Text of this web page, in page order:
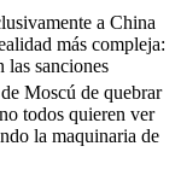
a China
más compleja:
las sanciones
Moscú de quebrar
todos quieren ver
la maquinaria de